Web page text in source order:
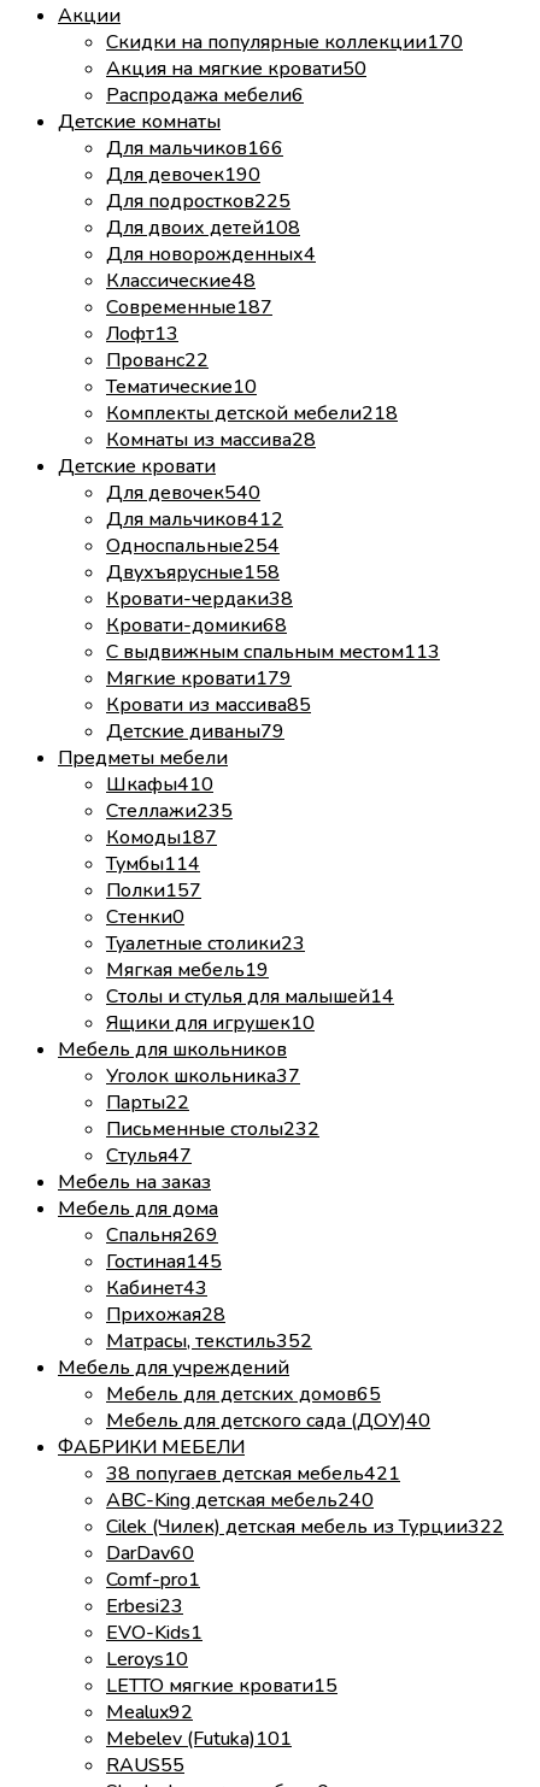
Акции
Скидки на популярные коллекции170
Акция на мягкие кровати50
Распродажа мебели6
Детские комнаты
Для мальчиков166
Для девочек190
Для подростков225
Для двоих детей108
Для новорожденных4
Классические48
Современные187
Лофт13
Прованс22
Тематические10
Комплекты детской мебели218
Комнаты из массива28
Детские кровати
Для девочек540
Для мальчиков412
Односпальные254
Двухъярусные158
Кровати-чердаки38
Кровати-домики68
С выдвижным спальным местом113
Мягкие кровати179
Кровати из массива85
Детские диваны79
Предметы мебели
Шкафы410
Стеллажи235
Комоды187
Тумбы114
Полки157
Стенки0
Туалетные столики23
Мягкая мебель19
Столы и стулья для малышей14
Ящики для игрушек10
Мебель для школьников
Уголок школьника37
Парты22
Письменные столы232
Стулья47
Мебель на заказ
Мебель для дома
Спальня269
Гостиная145
Кабинет43
Прихожая28
Матрасы, текстиль352
Мебель для учреждений
Мебель для детских домов65
Мебель для детского сада (ДОУ)40
ФАБРИКИ МЕБЕЛИ
38 попугаев детская мебель421
ABC-King детская мебель240
Cilek (Чилек) детская мебель из Турции322
DarDav60
Comf-pro1
Erbesi23
EVO-Kids1
Leroys10
LETTO мягкие кровати15
Mealux92
Mebelev (Futuka)101
RAUS55